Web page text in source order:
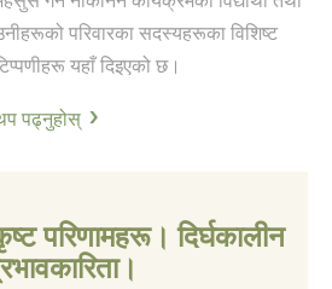
परिवारका सदस्यहरूका विशिष्ट
यहाँ दिइएको छ।
पढ्नुहोस्
परिणामहरू। दिर्घकालीन